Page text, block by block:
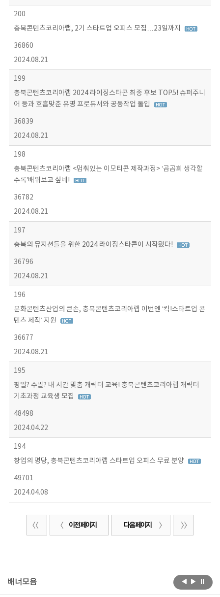
200
충북콘텐츠코리아랩, 2기 스타트업 오피스 모집…23일까지
36860
2024.08.21
199
충북콘텐츠코리아랩 2024 라이징스타콘 최종 후보 TOP5! 슈퍼주니
어 등과 호흡맞춘 유명 프로듀서와 공동작업 돌입
36839
2024.08.21
198
충북콘텐츠코리아랩 <멈춰있는 이모티콘 제작과정> ‘곰곰희 생각할
수록’배워보고 싶네!
36782
2024.08.21
197
충북의 뮤지션들을 위한 2024 라이징스타콘이 시작됐다!
36796
2024.08.21
196
문화콘텐츠산업의 큰손, 충북콘텐츠코리아랩 이번엔 ‘킥!스타트업 콘
텐츠 제작’ 지원
36677
2024.08.21
195
평일? 주말? 내 시간 맞춤 캐릭터 교육! 충북콘텐츠코리아랩 캐릭터
기초과정 교육생 모집
48498
2024.04.22
194
창업의 명당, 충북콘텐츠코리아랩 스타트업 오피스 무료 분양
49701
2024.04.08
이전 페이지 다음 페이지
배너모음